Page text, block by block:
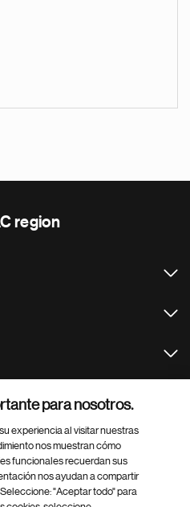
region
para nosotros.
experiencia al visitar nuestras
nos muestran cómo
funcionales recuerdan sus
nos ayudan a compartir
"Aceptar todo" para